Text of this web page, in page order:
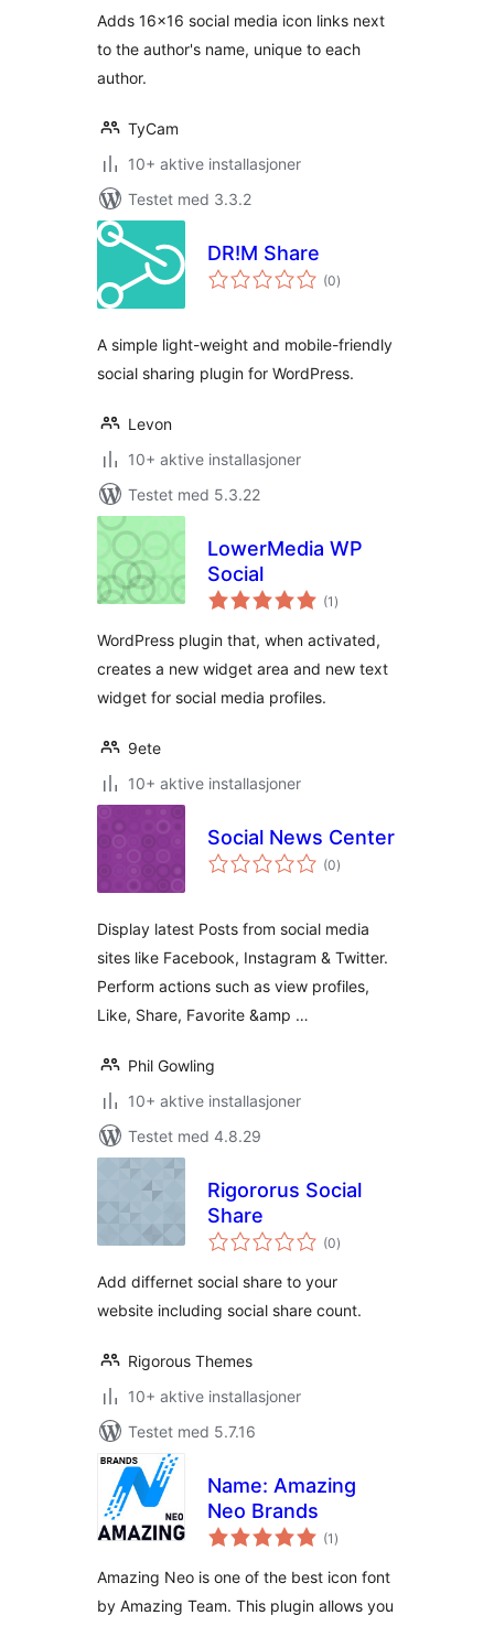
Adds 16×16 social media icon links next
to the author's name, unique to each
author.
TyCam
10+ aktive installasjoner
Testet med 3.3.2
DR!M Share
(0totale
vurderinger
)
A simple light-weight and mobile-friendly
social sharing plugin for WordPress.
Levon
10+ aktive installasjoner
Testet med 5.3.22
LowerMedia WP
Social
(1 totale
vurderinger
)
WordPress plugin that, when activated,
creates a new widget area and new text
widget for social media profiles.
9ete
10+ aktive installasjoner
Social News Center
(0totale
vurderinger
)
Display latest Posts from social media
sites like Facebook, Instagram & Twitter.
Perform actions such as view profiles,
Like, Share, Favorite &amp …
Phil Gowling
10+ aktive installasjoner
Testet med 4.8.29
Rigororus Social
Share
(0totale
vurderinger
)
Add differnet social share to your
website including social share count.
Rigorous Themes
10+ aktive installasjoner
Testet med 5.7.16
Name: Amazing
Neo Brands
(1 totale
vurderinger
)
Amazing Neo is one of the best icon font
by Amazing Team. This plugin allows you